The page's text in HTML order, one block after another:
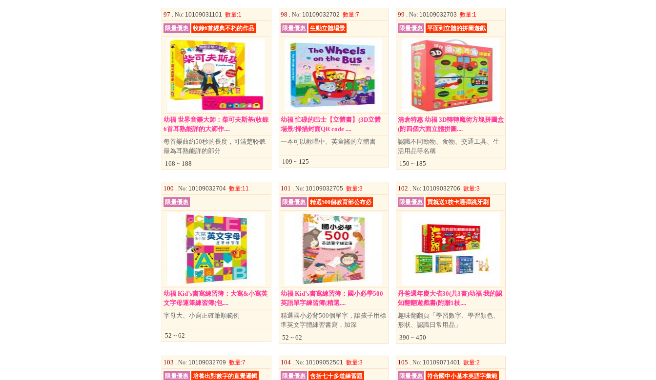
97 .No: 10109031101 數量:1
限量優惠
收錄6首經典不朽的作品
幼福 世界音樂大師：柴可夫斯基(收錄
6首耳熟能詳的大師作....
每首樂曲約50秒的長度，可清楚聆聽
最為耳熟能詳的部分
168 ~ 188
98 .No: 10109032702 數量:7
限量優惠
生動立體場景
幼福 忙碌的巴士【立體書】(3D立體
場景/掃描封面QR code ....
一本可以歡唱中、英童謠的立體書
109 ~ 125
99 . No: 10109032703 數量:1
限量優惠
平面到立體的拼圖遊戲
清倉特惠 幼福 3D轉轉魔術方塊拼圖盒
(附四個六面立體拼圖....
認識不同動物、食物、交通工具、生
活用品等名稱
150 ~ 185
100 .No: 10109032704 數量:11
限量優惠
幼福 Kid’s書寫練習簿：大寫&小寫英
文字母運筆練習簿(包....
字母大、小寫正確筆順範例
52 ~ 62
101 .No: 10109032705 數量:3
限量優惠
精選500個教育部公布必
幼福 Kid’s書寫練習簿：國小必學500
英語單字練習簿(精選....
精選國小必背500個單字，讓孩子用標
準英文字體練習書寫，加深
52 ~ 62
102 . No: 10109032706 數量:3
限量優惠
買就送1枝卡通彈跳牙刷
丹爸週年慶大省30(共3書)幼福 我的認
知翻翻遊戲書(附贈1枝....
趣味翻翻頁「學習數字、學習顏色、
形狀、認識日常用品」
390 ~ 450
103 .No: 10109032709 數量:7
限量優惠
培養出對數字的直覺邏輯
104 .No: 10109052501 數量:3
限量優惠
含括七十多道練習題
105 . No: 10109071401 數量:2
限量優惠
符合國中小基本英語字彙範